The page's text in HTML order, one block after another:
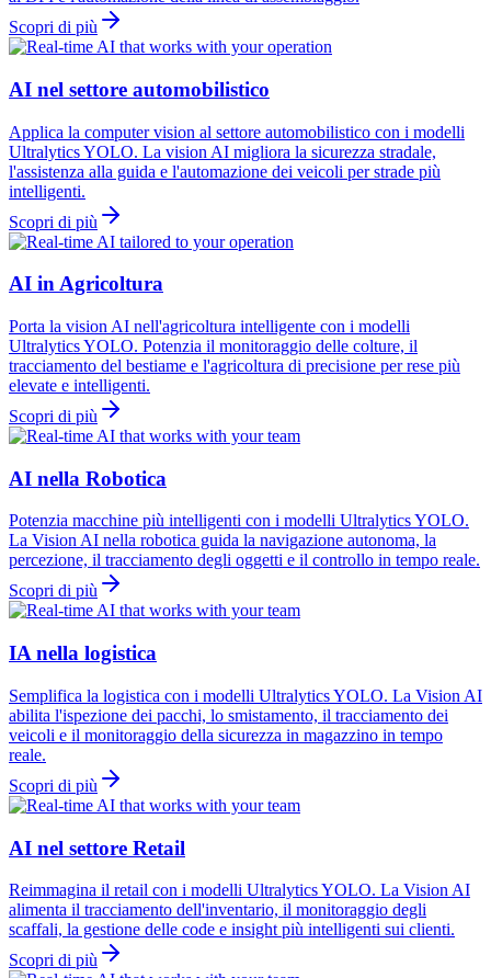
Scopri di più
AI nel settore automobilistico
Applica la computer vision al settore automobilistico con i modelli
Ultralytics YOLO. La vision AI migliora la sicurezza stradale,
l'assistenza alla guida e l'automazione dei veicoli per strade più
intelligenti.
Scopri di più
AI in Agricoltura
Porta la vision AI nell'agricoltura intelligente con i modelli
Ultralytics YOLO. Potenzia il monitoraggio delle colture, il
tracciamento del bestiame e l'agricoltura di precisione per rese più
elevate e intelligenti.
Scopri di più
AI nella Robotica
Potenzia macchine più intelligenti con i modelli Ultralytics YOLO.
La Vision AI nella robotica guida la navigazione autonoma, la
percezione, il tracciamento degli oggetti e il controllo in tempo reale.
Scopri di più
IA nella logistica
Semplifica la logistica con i modelli Ultralytics YOLO. La Vision AI
abilita l'ispezione dei pacchi, lo smistamento, il tracciamento dei
veicoli e il monitoraggio della sicurezza in magazzino in tempo
reale.
Scopri di più
AI nel settore Retail
Reimmagina il retail con i modelli Ultralytics YOLO. La Vision AI
alimenta il tracciamento dell'inventario, il monitoraggio degli
scaffali, la gestione delle code e insight più intelligenti sui clienti.
Scopri di più